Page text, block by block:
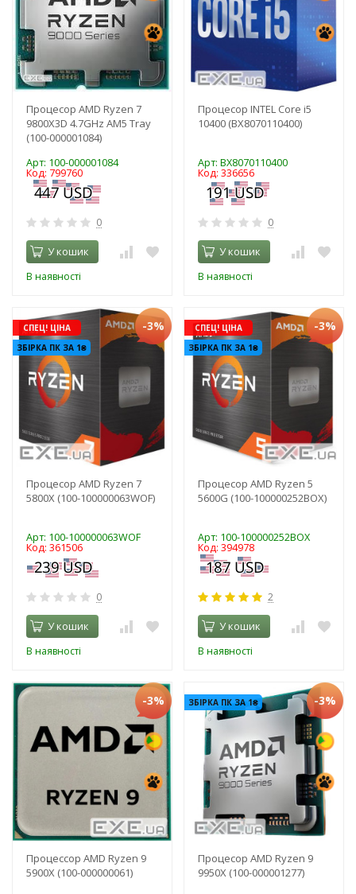
Процесор AMD Ryzen 7
9800X3D 4.7GHz AM5 Tray
(100-000001084)
Арт: 100-000001084
Код: 799760
0
У кошик
В наявності
Процесор INTEL Core i5
10400 (BX8070110400)
Арт: BX8070110400
Код: 336656
0
У кошик
В наявності
СПЕЦ! ЦІНА
ЗБІРКА ПК ЗА 1₴
-3%
Процесор AMD Ryzen 7
5800X (100-100000063WOF)
Арт: 100-100000063WOF
Код: 361506
0
У кошик
В наявності
СПЕЦ! ЦІНА
ЗБІРКА ПК ЗА 1₴
-3%
Процесор AMD Ryzen 5
5600G (100-100000252BOX)
Арт: 100-100000252BOX
Код: 394978
2
У кошик
В наявності
-3%
Процессор AMD Ryzen 9
5900X (100-000000061)
ЗБІРКА ПК ЗА 1₴ -3%
Процесор AMD Ryzen 9
9950X (100-000001277)